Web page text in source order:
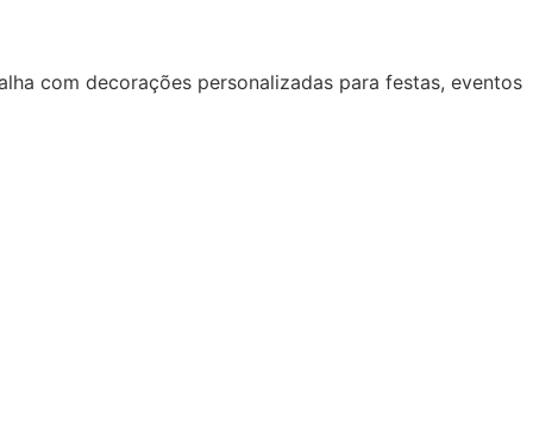
com decorações personalizadas para festas, eventos